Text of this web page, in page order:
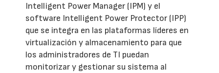
Intelligent Power Manager (IPM) y el
software Intelligent Power Protector (IPP)
que se integra en las plataformas líderes en
virtualización y almacenamiento para que
los administradores de TI puedan
monitorizar y gestionar su sistema al